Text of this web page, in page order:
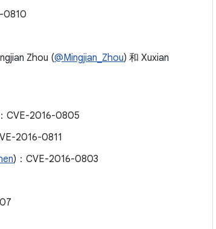
0810
Zhou (@Mingjian_Zhou) 和 Xuxian
CVE-2016-0805
2016-0811
)：CVE-2016-0803